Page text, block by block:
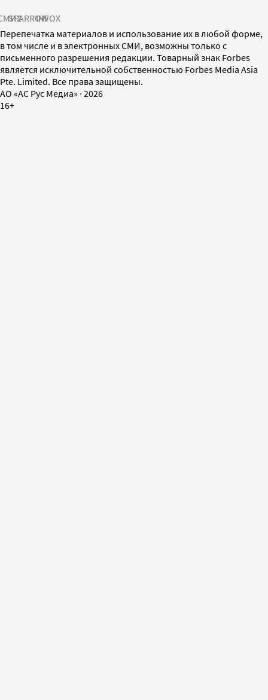
SPARROWINFOX
Перепечатка материалов и использование их в любой форме,
в том числе и в электронных СМИ, возможны только с
письменного разрешения редакции. Товарный знак Forbes
является исключительной собственностью Forbes Media Asia
Pte. Limited. Все права защищены.
AO «АС Рус Медиа» · 2026
16+